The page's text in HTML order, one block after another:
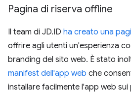
Pagina di riserva offline
Il team di JD.ID ha creato una
offrire agli utenti un'esperienza
branding del sito web. È stato
manifest dell'app web che
installare facilmente l'app web